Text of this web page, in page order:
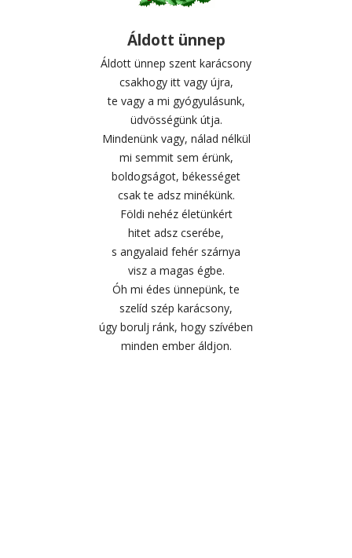
Áldott ünnep
Áldott ünnep szent karácsony
csakhogy itt vagy újra,
te vagy a mi gyógyulásunk,
üdvösségünk útja.
Mindenünk vagy, nálad nélkül
mi semmit sem érünk,
boldogságot, békességet
csak te adsz minékünk.
Földi nehéz életünkért
hitet adsz cserébe,
s angyalaid fehér szárnya
visz a magas égbe.
Óh mi édes ünnepünk, te
szelíd szép karácsony,
úgy borulj ránk, hogy szívében
minden ember áldjon.